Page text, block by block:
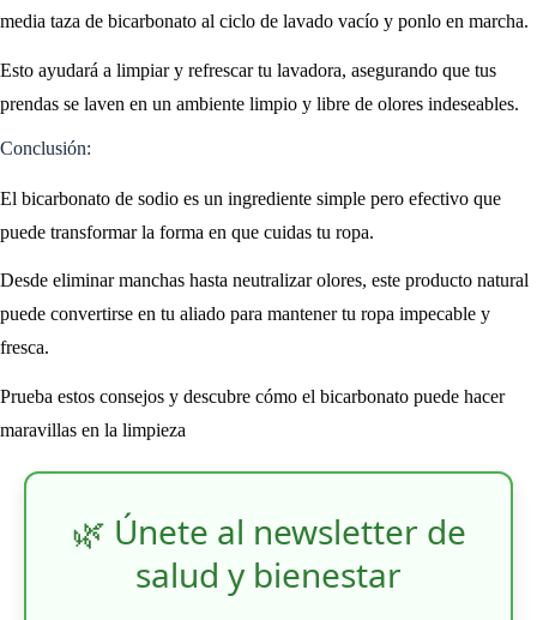
media taza de bicarbonato al ciclo de lavado vacío y ponlo en marcha.
Esto ayudará a limpiar y refrescar tu lavadora, asegurando que tus
prendas se laven en un ambiente limpio y libre de olores indeseables.
Conclusión:
El bicarbonato de sodio es un ingrediente simple pero efectivo que
puede transformar la forma en que cuidas tu ropa.
Desde eliminar manchas hasta neutralizar olores, este producto natural
puede convertirse en tu aliado para mantener tu ropa impecable y
fresca.
Prueba estos consejos y descubre cómo el bicarbonato puede hacer
maravillas en la limpieza
🌿 Únete al newsletter de
salud y bienestar